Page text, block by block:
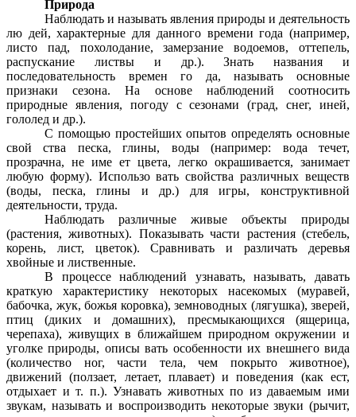
Природа
Наблюдать и называть явления природы и деятельность
лю дей, характерные для данного времени года (например,
листо пад, похолодание, замерзание водоемов, оттепель,
распускание листвы и др.). Знать названия и
последовательность времен го да, называть основные
признаки сезона. На основе наблюдений соотносить
природные явления, погоду с сезонами (град, снег, иней,
гололед и др.).
С помощью простейших опытов определять основные
свой ства песка, глины, воды (например: вода течет,
прозрачна, не име ет цвета, легко окрашивается, занимает
любую форму). Использо вать свойства различных веществ
(воды, песка, глины и др.) для игры, конструктивной
деятельности, труда.
Наблюдать различные живые объекты природы
(растения, животных). Показывать части растения (стебель,
корень, лист, цветок). Сравнивать и различать деревья
хвойные и лиственные.
В процессе наблюдений узнавать, называть, давать
краткую характеристику некоторых насекомых (муравей,
бабочка, жук, божья коровка), земноводных (лягушка), зверей,
птиц (диких и домашних), пресмыкающихся (ящерица,
черепаха), живущих в ближайшем природном окружении и
уголке природы, описы вать особенности их внешнего вида
(количество ног, части тела, чем покрыто животное),
движений (ползает, летает, плавает) и поведения (как ест,
отдыхает и т. п.). Узнавать животных по из даваемым ими
звукам, называть и воспроизводить некоторые звуки (рычит,